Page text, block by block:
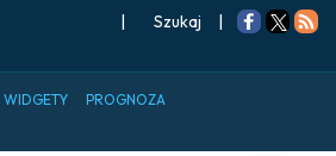
| |
WIDGETY PROGNOZA